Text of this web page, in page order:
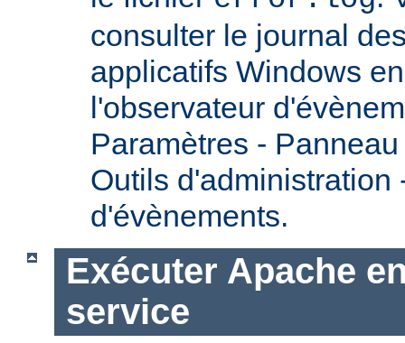
consulter le journal
applicatifs Windows
l'observateur
Paramètres -
Outils d'administration
d'évènements.
Exécuter Apache
service